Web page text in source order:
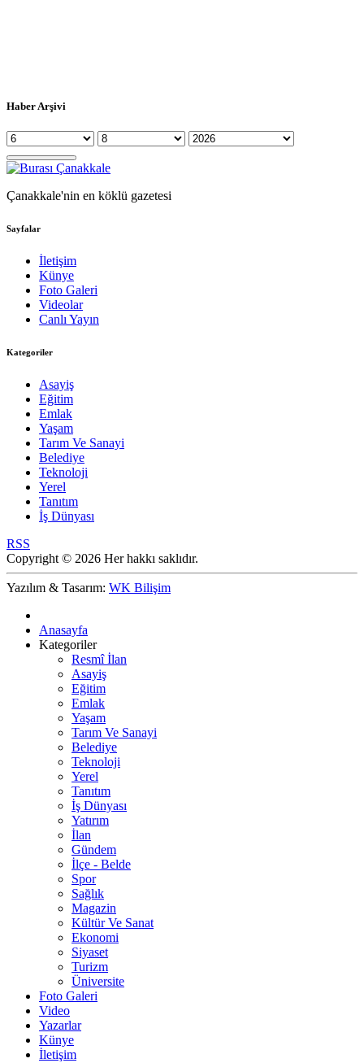
Haber Arşivi
Çanakkale'nin en köklü gazetesi
Sayfalar
İletişim
Künye
Foto Galeri
Videolar
Canlı Yayın
Kategoriler
Asayiş
Eğitim
Emlak
Yaşam
Tarım Ve Sanayi
Belediye
Teknoloji
Yerel
Tanıtım
İş Dünyası
RSS
Copyright © 2026 Her hakkı saklıdır.
Yazılım & Tasarım: WK Bilişim
Anasayfa
Kategoriler
Resmî İlan
Asayiş
Eğitim
Emlak
Yaşam
Tarım Ve Sanayi
Belediye
Teknoloji
Yerel
Tanıtım
İş Dünyası
Yatırım
İlan
Gündem
İlçe - Belde
Spor
Sağlık
Magazin
Kültür Ve Sanat
Ekonomi
Siyaset
Turizm
Üniversite
Foto Galeri
Video
Yazarlar
Künye
İletişim